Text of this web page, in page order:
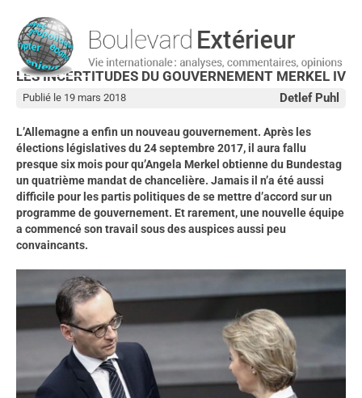
LES INCERTITUDES DU GOUVERNEMENT MERKEL IV
Detlef Puhl
Publié le 19 mars 2018
L’Allemagne a enfin un nouveau gouvernement. Après les
élections législatives du 24 septembre 2017, il aura fallu
presque six mois pour qu’Angela Merkel obtienne du Bundestag
un quatrième mandat de chancelière. Jamais il n’a été aussi
difficile pour les partis politiques de se mettre d’accord sur un
programme de gouvernement. Et rarement, une nouvelle équipe
a commencé son travail sous des auspices aussi peu
convaincants.